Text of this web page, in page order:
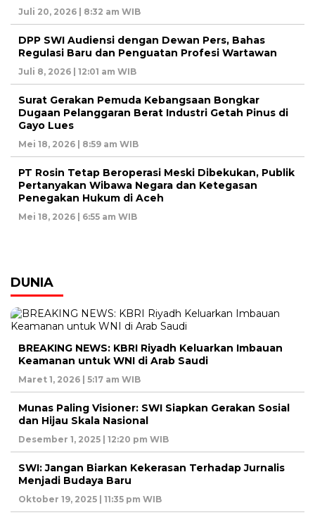
Juli 20, 2026 | 8:32 am WIB
DPP SWI Audiensi dengan Dewan Pers, Bahas
Regulasi Baru dan Penguatan Profesi Wartawan
Juli 8, 2026 | 12:01 am WIB
Surat Gerakan Pemuda Kebangsaan Bongkar
Dugaan Pelanggaran Berat Industri Getah Pinus di
Gayo Lues
Mei 18, 2026 | 8:59 am WIB
PT Rosin Tetap Beroperasi Meski Dibekukan, Publik
Pertanyakan Wibawa Negara dan Ketegasan
Penegakan Hukum di Aceh
Mei 18, 2026 | 6:55 am WIB
DUNIA
BREAKING NEWS: KBRI Riyadh Keluarkan Imbauan
Keamanan untuk WNI di Arab Saudi
Maret 1, 2026 | 5:17 am WIB
Munas Paling Visioner: SWI Siapkan Gerakan Sosial
dan Hijau Skala Nasional
Desember 1, 2025 | 12:20 pm WIB
SWI: Jangan Biarkan Kekerasan Terhadap Jurnalis
Menjadi Budaya Baru
Oktober 19, 2025 | 11:35 pm WIB